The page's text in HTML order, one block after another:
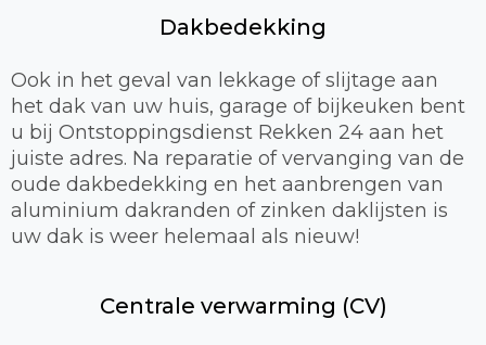
Dakbedekking
Ook in het geval van lekkage of slijtage aan
het dak van uw huis, garage of bijkeuken bent
u bij Ontstoppingsdienst Rekken 24 aan het
juiste adres. Na reparatie of vervanging van de
oude dakbedekking en het aanbrengen van
aluminium dakranden of zinken daklijsten is
uw dak is weer helemaal als nieuw!
Centrale verwarming (CV)